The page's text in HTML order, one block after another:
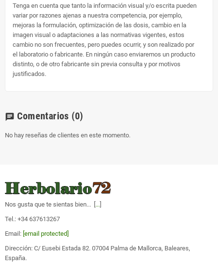
Tenga en cuenta que tanto la información visual y/o escrita pueden
variar por razones ajenas a nuestra competencia, por ejemplo,
mejoras la formulación, optimización de las dosis, cambio en la
imagen visual o adaptaciones a las normativas vigentes, estos
cambio no son frecuentes, pero puedes ocurrir, y son realizado por
el laboratorio o fabricante. En ningún caso enviaremos un producto
distinto, o de otro fabricante sin previa consulta y por motivos
justificados.
chat Comentarios (0)
No hay reseñas de clientes en este momento.
Nos gusta que te sientas bien... [ ...
Tel.: +34 637613267
Email: [email protected]
Dirección: C/ Eusebi Estada 82. 07004 Palma de Mallorca, Baleares,
España.